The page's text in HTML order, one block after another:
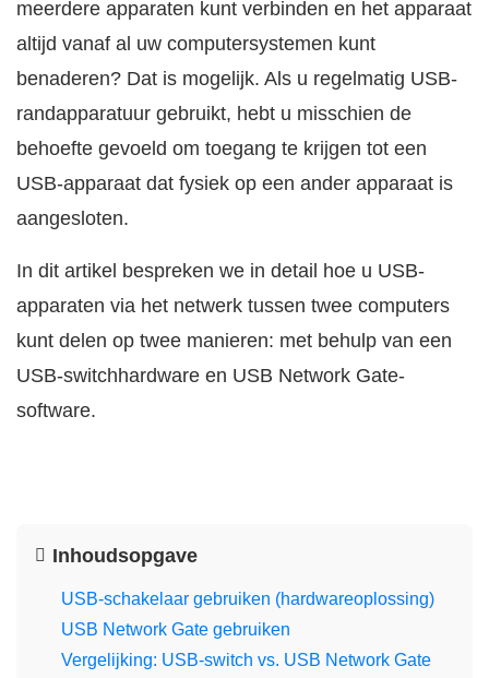
meerdere apparaten kunt verbinden en het apparaat
altijd vanaf al uw computersystemen kunt
benaderen? Dat is mogelijk. Als u regelmatig USB-
randapparatuur gebruikt, hebt u misschien de
behoefte gevoeld om toegang te krijgen tot een
USB-apparaat dat fysiek op een ander apparaat is
aangesloten.
In dit artikel bespreken we in detail hoe u USB-
apparaten via het netwerk tussen twee computers
kunt delen op twee manieren: met behulp van een
USB-switchhardware en USB Network Gate-
software.
Inhoudsopgave
USB-schakelaar gebruiken (hardwareoplossing)
USB Network Gate gebruiken
Vergelijking: USB-switch vs. USB Network Gate